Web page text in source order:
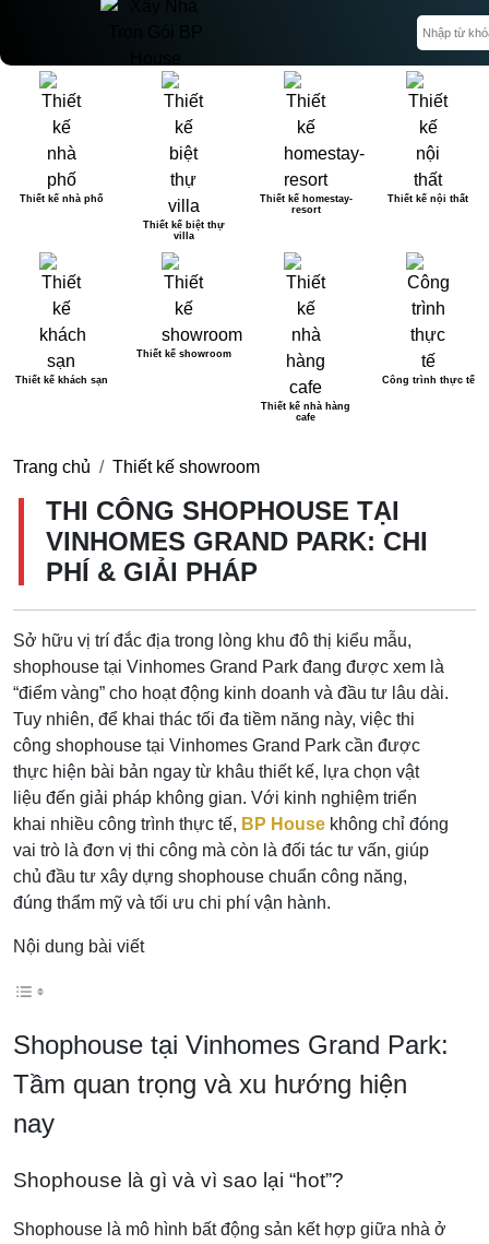
Thiết kế nhà phố
Thiết kế biệt thự
villa
Thiết kế homestay-
resort
Thiết kế nội thất
Thiết kế khách sạn
Thiết kế showroom
Thiết kế nhà hàng
cafe
Công trình thực tế
Trang chủ Thiết kế showroom
THI CÔNG SHOPHOUSE TẠI
VINHOMES GRAND PARK: CHI
PHÍ & GIẢI PHÁP
Sở hữu vị trí đắc địa trong lòng khu đô thị kiểu mẫu,
shophouse tại Vinhomes Grand Park đang được xem là
“điểm vàng” cho hoạt động kinh doanh và đầu tư lâu dài.
Tuy nhiên, để khai thác tối đa tiềm năng này, việc thi
công shophouse tại Vinhomes Grand Park cần được
thực hiện bài bản ngay từ khâu thiết kế, lựa chọn vật
liệu đến giải pháp không gian. Với kinh nghiệm triển
khai nhiều công trình thực tế, BP House không chỉ đóng
vai trò là đơn vị thi công mà còn là đối tác tư vấn, giúp
chủ đầu tư xây dựng shophouse chuẩn công năng,
đúng thẩm mỹ và tối ưu chi phí vận hành.
Nội dung bài viết
Shophouse tại Vinhomes Grand Park:
Tầm quan trọng và xu hướng hiện
nay
Shophouse là gì và vì sao lại “hot”?
Shophouse là mô hình bất động sản kết hợp giữa nhà ở